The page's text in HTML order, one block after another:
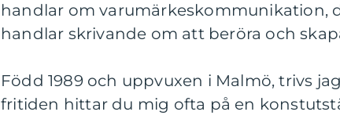
handlar om varumärkeskommunikation,
handlar skrivande om att beröra och
Född 1989 och uppvuxen i Malmö, trivs
fritiden hittar du mig ofta på en